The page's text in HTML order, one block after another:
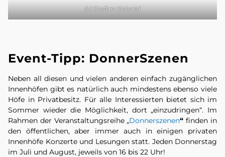
(c) Stefan Kobald
Event-Tipp: DonnerSzenen
Neben all diesen und vielen anderen einfach zugänglichen
Innenhöfen gibt es natürlich auch mindestens ebenso viele
Höfe in Privatbesitz. Für alle Interessierten bietet sich im
Sommer wieder die Möglichkeit, dort „einzudringen“. Im
Rahmen der Veranstaltungsreihe „Donnerszenen“ finden in
den öffentlichen, aber immer auch in einigen privaten
Innenhöfe Konzerte und Lesungen statt. Jeden Donnerstag
im Juli und August, jeweils von 16 bis 22 Uhr!